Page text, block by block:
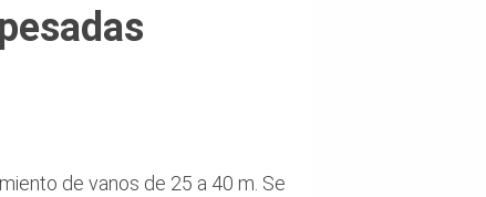
de vanos de 25 a 40 m. Se